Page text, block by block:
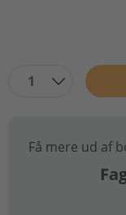
1
Få mere ud af